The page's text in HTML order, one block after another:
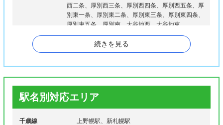
西二条、厚別西三条、厚別西四条、厚別西五条、厚
別東一条、厚別東二条、厚別東三条、厚別東四条、
厚別東五条、厚別南、大谷地西、大谷地東
上野幌一条、上野幌二条、上野幌三条
続きを見る
駅名別対応エリア
千歳線 上野幌駅、新札幌駅